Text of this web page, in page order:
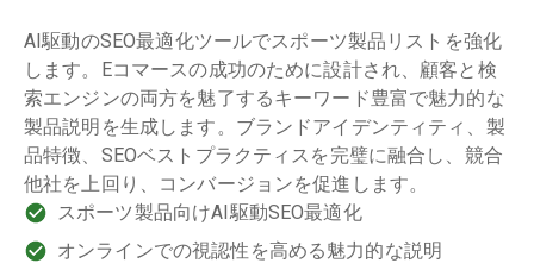
AI駆動のSEO最適化ツールでスポーツ製品リストを強化
します。Eコマースの成功のために設計され、顧客と検
索エンジンの両方を魅了するキーワード豊富で魅力的な
製品説明を生成します。ブランドアイデンティティ、製
品特徴、SEOベストプラクティスを完璧に融合し、競合
他社を上回り、コンバージョンを促進します。
スポーツ製品向けAI駆動SEO最適化
オンラインでの視認性を高める魅力的な説明